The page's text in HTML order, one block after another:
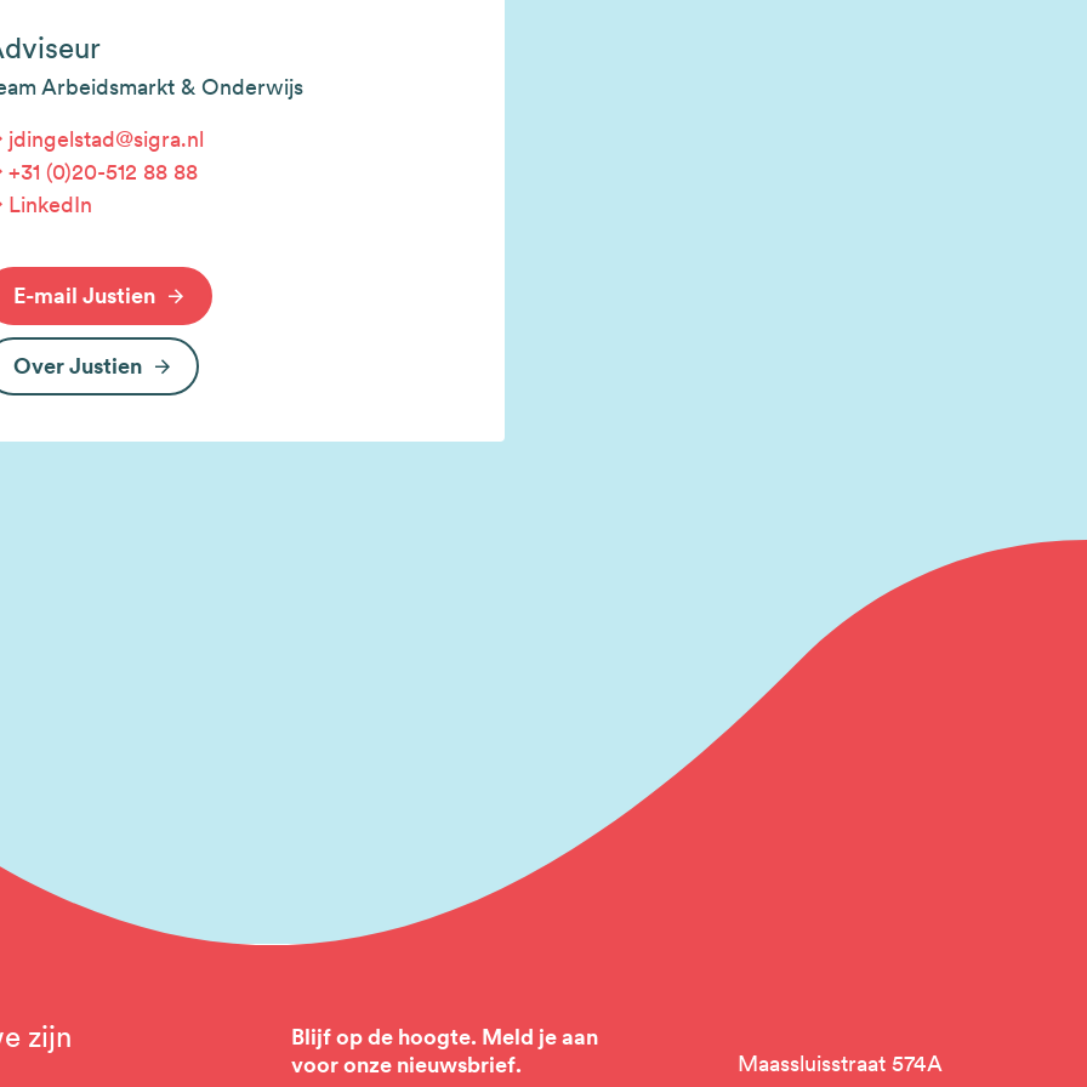
Arbeidsmarkt & Onderwijs
jdingelstad@sigra.nl
+31 (0)20-512 88 88
LinkedIn
E-mail Justien
Over Justien
zijn
Blijf op de hoogte. Meld je aan
voor onze nieuwsbrief.
Maassluisstraat 574A